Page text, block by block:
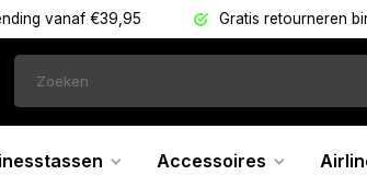
vanaf €39,95 Gratis retourneren
Accessoires